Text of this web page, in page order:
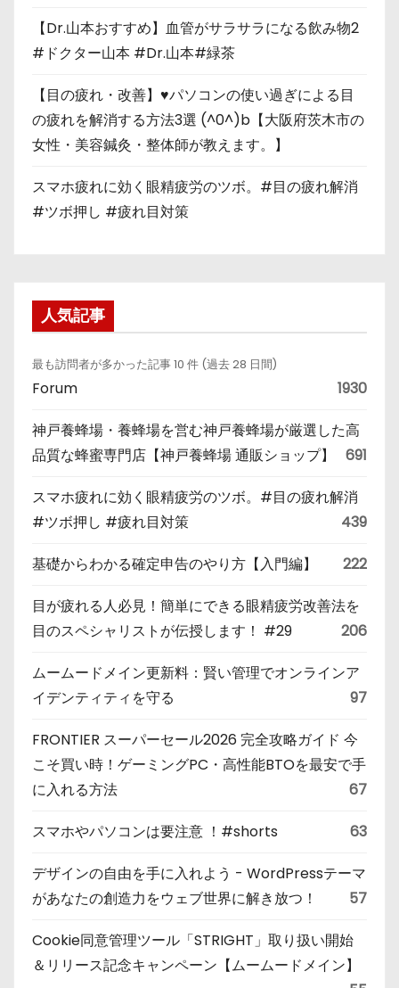
【Dr.山本おすすめ】血管がサラサラになる飲み物2
#ドクター山本 #Dr.山本#緑茶
【目の疲れ・改善】♥パソコンの使い過ぎによる目
の疲れを解消する方法3選 (^0^)b【大阪府茨木市の
女性・美容鍼灸・整体師が教えます。】
スマホ疲れに効く眼精疲労のツボ。#目の疲れ解消
#ツボ押し #疲れ目対策
人気記事
最も訪問者が多かった記事 10 件 (過去 28 日間)
Forum 1930
神戸養蜂場・養蜂場を営む神戸養蜂場が厳選した高
品質な蜂蜜専門店【神戸養蜂場 通販ショップ】
691
スマホ疲れに効く眼精疲労のツボ。#目の疲れ解消
#ツボ押し #疲れ目対策
439
基礎からわかる確定申告のやり方【入門編】 222
目が疲れる人必見！簡単にできる眼精疲労改善法を
目のスペシャリストが伝授します！ #29
206
ムームードメイン更新料：賢い管理でオンラインア
イデンティティを守る
97
FRONTIER スーパーセール2026 完全攻略ガイド 今
こそ買い時！ゲーミングPC・高性能BTOを最安で手
に入れる方法
67
スマホやパソコンは要注意 ！#shorts 63
デザインの自由を手に入れよう - WordPressテーマ
があなたの創造力をウェブ世界に解き放つ！
57
Cookie同意管理ツール「STRIGHT」取り扱い開始
＆リリース記念キャンペーン【ムームードメイン】